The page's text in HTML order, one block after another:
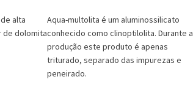
alta
de dolomita
Aqua-multolita é um aluminossilicato
conhecido como clinoptilolita. Durante a
produção este produto é apenas
triturado, separado das impurezas e
peneirado.